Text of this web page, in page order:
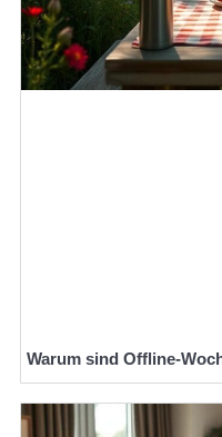
Warum sind Offline-